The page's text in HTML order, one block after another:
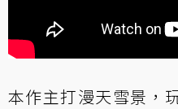
本作主打漫天雪景，